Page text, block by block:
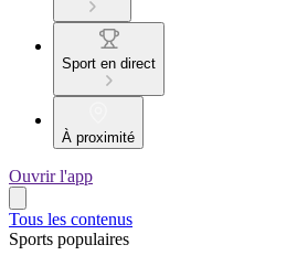
Sport en direct
À proximité
Ouvrir l'app
Tous les contenus
Sports populaires